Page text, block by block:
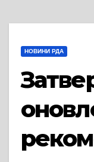
НОВИНИ РДА